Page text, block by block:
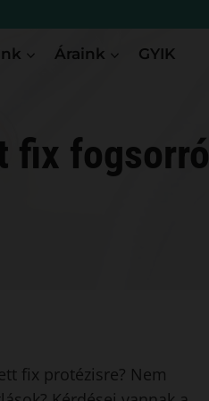
Áraink GYIK
fix fogsorról
fix protézisre? Nem